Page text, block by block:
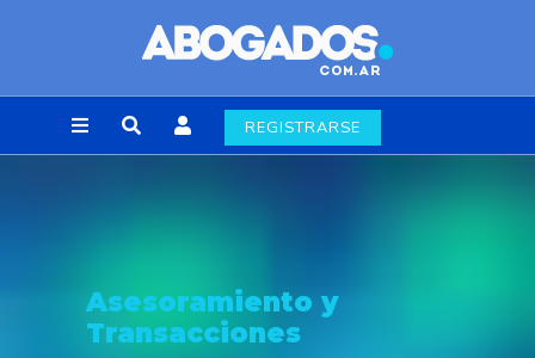
REGISTRARSE
Asesoramiento y
Transacciones